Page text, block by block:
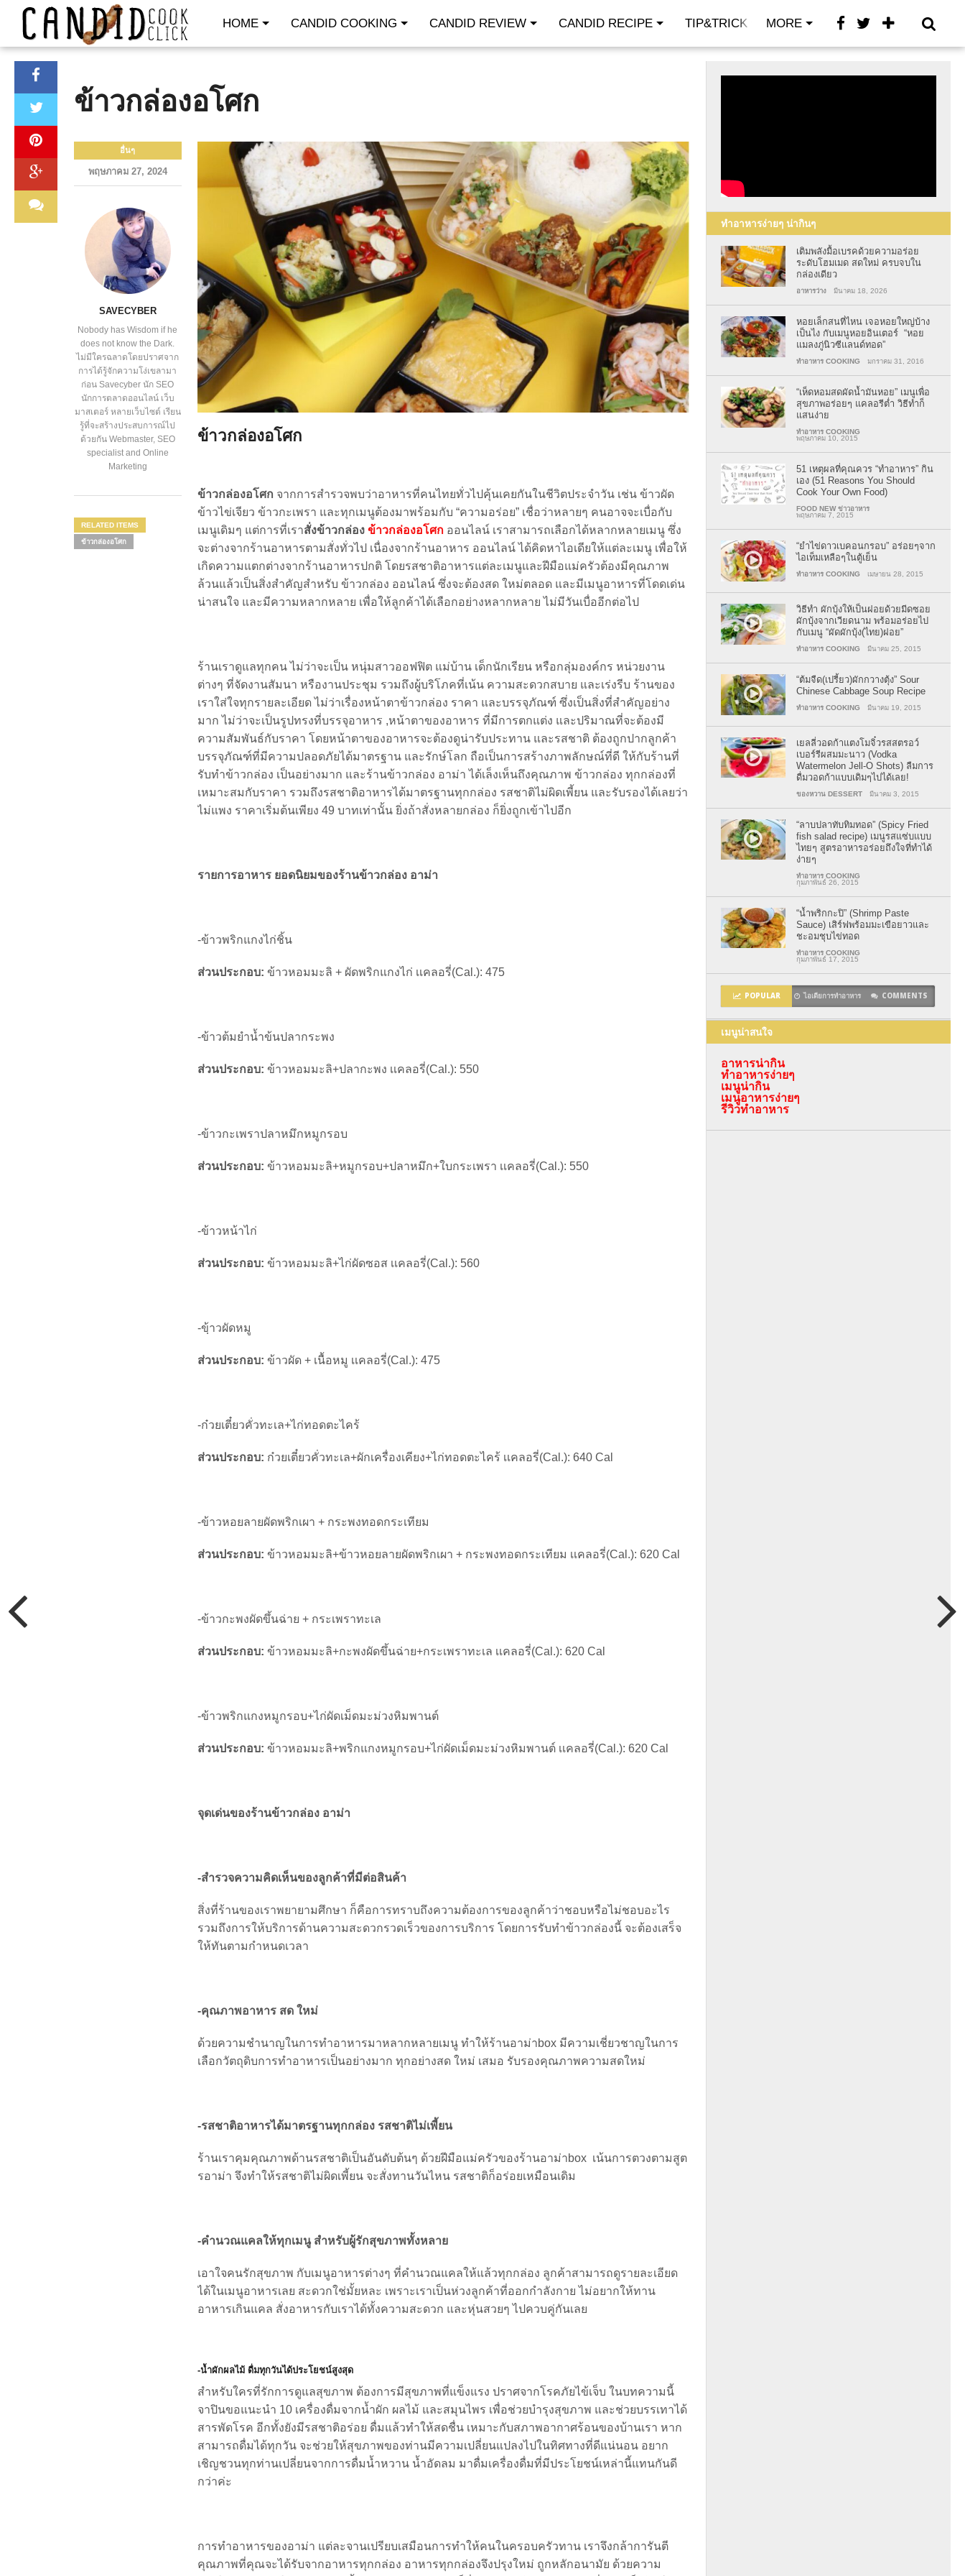
HOME CANDID COOKING CANDID REVIEW CANDID RECIPE TIP&TRICK CONTACT
MORE
ข้าวกล่องอโศก
อื่นๆ
พฤษภาคม 27, 2024
SAVECYBER
Nobody has Wisdom if he
does not know the Dark.
ไม่มีใครฉลาดโดยปราศจาก
การได้รู้จักความโง่เขลามา
ก่อน Savecyber นัก SEO
นักการตลาดออนไลน์ เว็บ
มาสเตอร์ หลายเว็บไซต์ เรียน
รู้ที่จะสร้างประสบการณ์ไป
ด้วยกัน Webmaster, SEO
specialist and Online
Marketing
RELATED ITEMS
ข้าวกล่องอโศก
ข้าวกล่องอโศก
ข้าวกล่องอโศก จากการสำรวจพบว่าอาหารที่คนไทยทั่วไปคุ้นเคยกันในชีวิตประจำวัน เช่น ข้าวผัด
ข้าวไข่เจียว ข้าวกะเพรา และทุกเมนูต้องมาพร้อมกับ “ความอร่อย” เชื่อว่าหลายๆ คนอาจจะเบื่อกับ
เมนูเดิมๆ แต่การที่เราสั่งข้าวกล่อง ข้าวกล่องอโศก ออนไลน์ เราสามารถเลือกได้หลากหลายเมนู ซึ่ง
จะต่างจากร้านอาหารตามสั่งทั่วไป เนื่องจากร้านอาหาร ออนไลน์ ได้คิดหาไอเดียให้แต่ละเมนู เพื่อให้
เกิดความแตกต่างจากร้านอาหารปกติ โดยรสชาติอาหารแต่ละเมนูและฝีมือแม่ครัวต้องมีคุณภาพ
ล้วนแล้วเป็นสิ่งสำคัญสำหรับ ข้าวกล่อง ออนไลน์ ซึ่งจะต้องสด ใหม่ตลอด และมีเมนูอาหารที่โดดเด่น
น่าสนใจ และมีความหลากหลาย เพื่อให้ลูกค้าได้เลือกอย่างหลากหลาย ไม่มีวันเบื่ออีกต่อไป
ร้านเราดูแลทุกคน ไม่ว่าจะเป็น หนุ่มสาวออฟฟิต แม่บ้าน เด็กนักเรียน หรือกลุ่มองค์กร หน่วยงาน
ต่างๆ ที่จัดงานสัมนา หรืองานประชุม รวมถึงผู้บริโภคที่เน้น ความสะดวกสบาย และเร่งรีบ ร้านของ
เราใส่ใจทุกรายละเอียด ไม่ว่าเรื่องหน้าตาข้าวกล่อง ราคา และบรรจุภัณฑ์ ซึ่งเป็นสิ่งที่สำคัญอย่าง
มาก ไม่ว่าจะเป็นรูปทรงที่บรรจุอาหาร ,หน้าตาของอาหาร ที่มีการตกแต่ง และปริมาณที่จะต้องมี
ความสัมพันธ์กับราคา โดยหน้าตาของอาหารจะต้องดูน่ารับประทาน และรสชาติ ต้องถูกปากลูกค้า
บรรจุภัณฑ์ที่มีความปลอดภัยได้มาตรฐาน และรักษ์โลก ถือเป็นการสร้างภาพลักษณ์ที่ดี ให้กับร้านที่
รับทำข้าวกล่อง เป็นอย่างมาก และร้านข้าวกล่อง อาม่า ได้เล็งเห็นถึงคุณภาพ ข้าวกล่อง ทุกกล่องที่
เหมาะสมกับราคา รวมถึงรสชาติอาหารได้มาตรฐานทุกกล่อง รสชาติไม่ผิดเพี้ยน และรับรองได้เลยว่า
ไม่แพง ราคาเริ่มต้นเพียง 49 บาทเท่านั้น ยิ่งถ้าสั่งหลายกล่อง ก็ยิ่งถูกเข้าไปอีก
รายการอาหาร ยอดนิยมของร้านข้าวกล่อง อาม่า
-ข้าวพริกแกงไก่ชิ้น
ส่วนประกอบ:ข้าวหอมมะลิ + ผัดพริกแกงไก่ เเคลอรี่(Cal.): 475
-ข้าวต้มยำน้ำข้นปลากระพง
ส่วนประกอบ:ข้าวหอมมะลิ+ปลากะพง เเคลอรี่(Cal.): 550
-ข้าวกะเพราปลาหมึกหมูกรอบ
ส่วนประกอบ:ข้าวหอมมะลิ+หมูกรอบ+ปลาหมึก+ใบกระเพรา เเคลอรี่(Cal.): 550
-ข้าวหน้าไก่
ส่วนประกอบ: ข้าวหอมมะลิ+ไก่ผัดซอส เเคลอรี่(Cal.): 560
-ขฺ้าวผัดหมู
ส่วนประกอบ:ข้าวผัด + เนื้อหมู เเคลอรี่(Cal.): 475
-ก๋วยเตี๋ยวคั่วทะเล+ไก่ทอดตะไคร้
ส่วนประกอบ: ก๋วยเตี๋ยวคั่วทะเล+ผักเครื่องเคียง+ไก่ทอดตะไคร้ เเคลอรี่(Cal.): 640 Cal
-ข้าวหอยลายผัดพริกเผา + กระพงทอดกระเทียม
ส่วนประกอบ:ข้าวหอมมะลิ+ข้าวหอยลายผัดพริกเผา + กระพงทอดกระเทียม เเคลอรี่(Cal.): 620 Cal
-ข้าวกะพงผัดขึ้นฉ่าย + กระเพราทะเล
ส่วนประกอบ: ข้าวหอมมะลิ+กะพงผัดขึ้นฉ่าย+กระเพราทะเล เเคลอรี่(Cal.): 620 Cal
-ข้าวพริกแกงหมูกรอบ+ไก่ผัดเม็ดมะม่วงหิมพานต์
ส่วนประกอบ:ข้าวหอมมะลิ+พริกแกงหมูกรอบ+ไก่ผัดเม็ดมะม่วงหิมพานต์ เเคลอรี่(Cal.): 620 Cal
จุดเด่นของร้านข้าวกล่อง อาม่า
-สำรวจความคิดเห็นของลูกค้าที่มีต่อสินค้า
สิ่งที่ร้านของเราพยายามศึกษา ก็คือการทราบถึงความต้องการของลูกค้าว่าชอบหรือไม่ชอบอะไร
รวมถึงการให้บริการด้านความสะดวกรวดเร็วของการบริการ โดยการรับทำข้าวกล่องนี้ จะต้องเสร็จ
ให้ทันตามกำหนดเวลา
-คุณภาพอาหาร สด ใหม่
ด้วยความชำนาญในการทำอาหารมาหลากหลายเมนู ทำให้ร้านอาม่าbox มีความเชี่ยวชาญในการ
เลือกวัตถุดิบการทำอาหารเป็นอย่างมาก ทุกอย่างสด ใหม่ เสมอ รับรองคุณภาพความสดใหม่
-รสชาติอาหารได้มาตรฐานทุกกล่อง รสชาติไม่เพี้ยน
ร้านเราคุมคุณภาพด้านรสชาติเป็นอันดับต้นๆ ด้วยฝีมือแม่ครัวของร้านอาม่าbox เน้นการตวงตามสูต
รอาม่า จึงทำให้รสชาติไม่ผิดเพี้ยน จะสั่งทานวันไหน รสชาติก็อร่อยเหมือนเดิม
-คำนวณแคลให้ทุกเมนู สำหรับผู้รักสุขภาพทั้งหลาย
เอาใจคนรักสุขภาพ กับเมนูอาหารต่างๆ ที่คำนวณแคลให้แล้วทุกกล่อง ลูกค้าสามารถดูรายละเอียด
ได้ในเมนูอาหารเลย สะดวกใช่มั้ยหละ เพราะเราเป็นห่วงลูกค้าที่ออกกำลังกาย ไม่อยากให้ทาน
อาหารเกินแคล สั่งอาหารกับเราได้ทั้งความสะดวก และหุ่นสวยๆ ไปควบคู่กันเลย
-น้ำผักผลไม้ ดื่มทุกวันได้ประโยชน์สูงสุด
สำหรับใครที่รักการดูแลสุขภาพ ต้องการมีสุขภาพที่แข็งแรง ปราศจากโรคภัยไข้เจ็บ ในบทความนี้
จาปินขอแนะนำ 10 เครื่องดื่มจากน้ำผัก ผลไม้ และสมุนไพร เพื่อช่วยบำรุงสุขภาพ และช่วยบรรเทาได้
สารพัดโรค อีกทั้งยังมีรสชาติอร่อย ดื่มแล้วทำให้สดชื่น เหมาะกับสภาพอากาศร้อนของบ้านเรา หาก
สามารถดื่มได้ทุกวัน จะช่วยให้สุขภาพของท่านมีความเปลี่ยนแปลงไปในทิศทางที่ดีแน่นอน อยาก
เชิญชวนทุกท่านเปลี่ยนจากการดื่มน้ำหวาน น้ำอัดลม มาดื่มเครื่องดื่มที่มีประโยชน์เหล่านี้แทนกันดี
กว่าค่ะ
การทำอาหารของอาม่า แต่ละจานเปรียบเสมือนการทำให้คนในครอบครัวทาน เราจึงกล้าการันตี
คุณภาพที่คุณจะได้รับจากอาหารทุกกล่อง อาหารทุกกล่องจึงปรุงใหม่ ถูกหลักอนามัย ด้วยความ
ทำอาหารง่ายๆ น่ากินๆ
เติมพลังมื้อเบรคด้วยความอร่อย
ระดับโฮมเมด สดใหม่ ครบจบใน
กล่องเดียว
อาหารว่าง มีนาคม 18, 2026
หอยเล็กสนที่ไหน เจอหอยใหญ่บ้าง
เป็นไง กับเมนูหอยอินเตอร์ “หอย
แมลงภู่นิวซีแลนด์ทอด”
ทำอาหาร COOKING มกราคม 31, 2016
“เห็ดหอมสดผัดน้ำมันหอย” เมนูเพื่อ
สุขภาพอร่อยๆ แคลอรีต่ำ วิธีทำก็
แสนง่าย
ทำอาหาร COOKING
พฤษภาคม 10, 2015
51 เหตุผลที่คุณควร “ทำอาหาร” กิน
เอง (51 Reasons You Should
Cook Your Own Food)
FOOD NEW ข่าวอาหาร
พฤษภาคม 7, 2015
“ยำไข่ดาวเบคอนกรอบ” อร่อยๆจาก
ไอเท็มเหลือๆในตู้เย็น
ทำอาหาร COOKING เมษายน 28, 2015
วิธีทำ ผักบุ้งให้เป็นฝอยด้วยมีดซอย
ผักบุ้งจากเวียดนาม พร้อมอร่อยไป
กับเมนู “ผัดผักบุ้ง(ไทย)ฝอย”
ทำอาหาร COOKING มีนาคม 25, 2015
“ต้มจืด(เปรี้ยว)ผักกวางตุ้ง” Sour
Chinese Cabbage Soup Recipe
ทำอาหาร COOKING มีนาคม 19, 2015
เยลลี่วอดก้าแตงโมจิ๋วรสสตรอว์
เบอร์รีผสมมะนาว (Vodka
Watermelon Jell-O Shots) ลืมการ
ดื่มวอดก้าแบบเดิมๆไปได้เลย!
ของหวาน DESSERT มีนาคม 3, 2015
“ลาบปลาทับทิมทอด” (Spicy Fried
fish salad recipe) เมนูรสแซ่บแบบ
ไทยๆ สูตรอาหารอร่อยถึงใจที่ทำได้
ง่ายๆ
ทำอาหาร COOKING
กุมภาพันธ์ 26, 2015
“น้ำพริกกะปิ” (Shrimp Paste
Sauce) เสิร์ฟพร้อมมะเขือยาวและ
ชะอมชุบไข่ทอด
ทำอาหาร COOKING
กุมภาพันธ์ 17, 2015
POPULAR ไอเดียการทำอาหาร COMMENTS
เมนูน่าสนใจ
อาหารน่ากิน
ทำอาหารง่ายๆ
เมนูน่ากิน
เมนูอาหารง่ายๆ
รีวิวทำอาหาร